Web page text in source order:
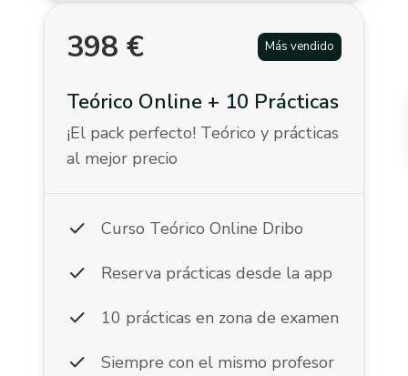
398 € Más vendido
Teórico Online + 10 Prácticas
¡El pack perfecto! Teórico y prácticas
al mejor precio
check Curso Teórico Online Dribo
check Reserva prácticas desde la app
check 10 prácticas en zona de examen
check Siempre con el mismo profesor